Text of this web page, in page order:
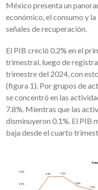
México presenta un
económico, el consumo y
señales de recuperación.
El PIB creció 0.2% en el
trimestral, luego de
trimestre del 2024, con
(figura 1). Por grupos de
se concentró en las
7.8%. Mientras que las
disminuyeron 0.1%. El PIB
baja desde el cuarto